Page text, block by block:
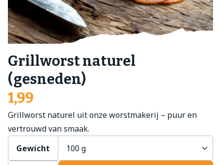
Grillworst naturel
(gesneden)
1,99
Grillworst naturel uit onze worstmakerij – puur en
vertrouwd van smaak.
Gewicht